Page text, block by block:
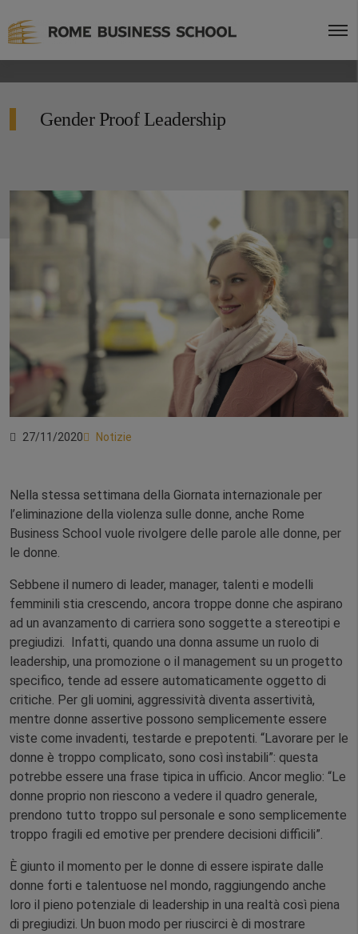
Gender Proof Leadership
27/11/2020 Notizie
Nella stessa settimana della Giornata internazionale per
l’eliminazione della violenza sulle donne, anche Rome
Business School vuole rivolgere delle parole alle donne, per
le donne.
Sebbene il numero di leader, manager, talenti e modelli
femminili stia crescendo, ancora troppe donne che aspirano
ad un avanzamento di carriera sono soggette a stereotipi e
pregiudizi. Infatti, quando una donna assume un ruolo di
leadership, una promozione o il management su un progetto
specifico, tende ad essere automaticamente oggetto di
critiche. Per gli uomini, aggressività diventa assertività,
mentre donne assertive possono semplicemente essere
viste come invadenti, testarde e prepotenti. “Lavorare per le
donne è troppo complicato, sono così instabili”: questa
potrebbe essere una frase tipica in ufficio. Ancor meglio: “Le
donne proprio non riescono a vedere il quadro generale,
prendono tutto troppo sul personale e sono semplicemente
troppo fragili ed emotive per prendere decisioni difficili”.
È giunto il momento per le donne di essere ispirate dalle
donne forti e talentuose nel mondo, raggiungendo anche
loro il pieno potenziale di leadership in una realtà così piena
di pregiudizi. Un buon modo per riuscirci è di mostrare